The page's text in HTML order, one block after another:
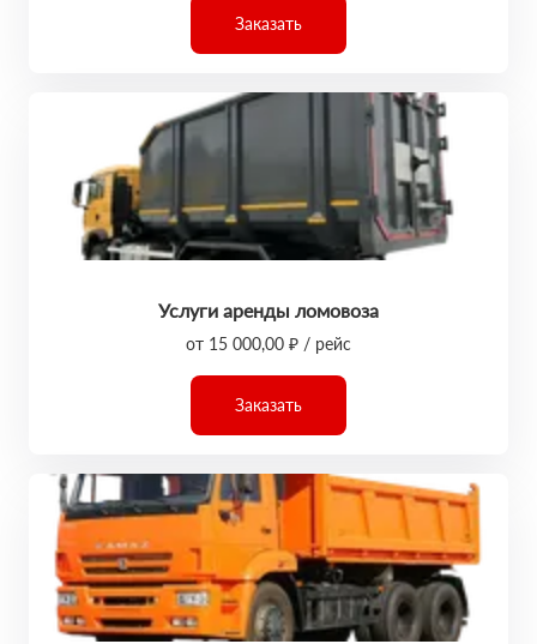
Заказать
Услуги аренды ломовоза
от 15 000,00 ₽ / рейс
Заказать